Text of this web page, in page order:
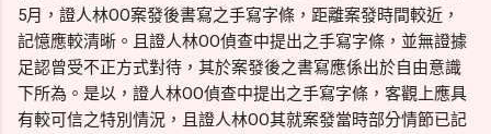
5月，證人林OO案發後書寫之手寫字條，距離案發時間較近，
記憶應較清晰。且證人林OO偵查中提出之手寫字條，並無證據
足認曾受不正方式對待，其於案發後之書寫應係出於自由意識
下所為。是以，證人林OO偵查中提出之手寫字條，客觀上應具
有較可信之特別情況，且證人林OO其就案發當時部分情節已記